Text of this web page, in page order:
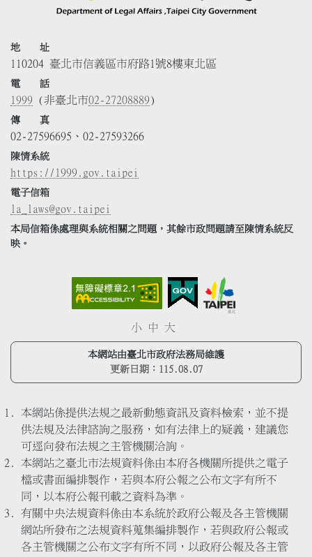
地 址
110204 臺北市信義區市府路1號8樓東北區
電 話
1999 (非臺北市02-27208889)
傳 真
02-27596695、02-27593266
陳情系統
https://1999.gov.taipei
電子信箱
la_laws@gov.taipei
本局信箱係處理與系統相關之問題，其餘市政問題請至陳情系統反
映。
小 中 大
本網站由臺北市政府法務局維護
更新日期： 115.08.07
本網站係提供法規之最新動態資訊及資料檢索，並不提
供法規及法律諮詢之服務，如有法律上的疑義，建議您
可逕向發布法規之主管機關洽詢。
本網站之臺北市法規資料係由本府各機關所提供之電子
檔或書面編排製作，若與本府公報之公布文字有所不
同，以本府公報刊載之資料為準。
有關中央法規資料係由本系統於政府公報及各主管機關
網站所發布之法規資料蒐集編排製作，若與政府公報或
各主管機關之公布文字有所不同，以政府公報及各主管